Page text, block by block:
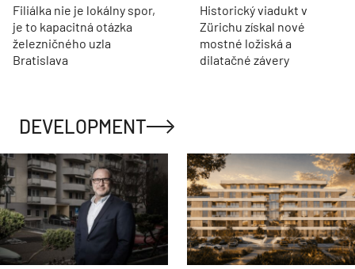
Filiálka nie je lokálny spor,
je to kapacitná otázka
železničného uzla
Bratislava
Historický viadukt v
Zürichu získal nové
mostné ložiská a
dilatačné závery
DEVELOPMENT